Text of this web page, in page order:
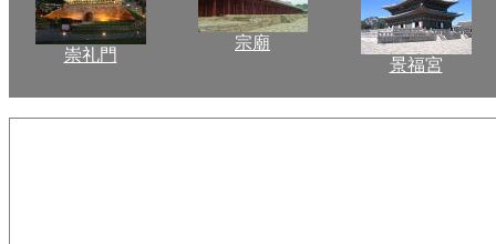
崇礼門
宗廟
景福宮